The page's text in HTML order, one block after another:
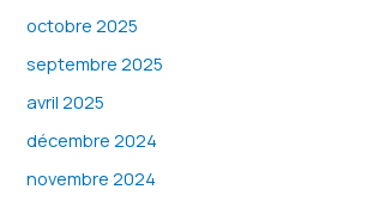
octobre 2025
septembre 2025
avril 2025
décembre 2024
novembre 2024